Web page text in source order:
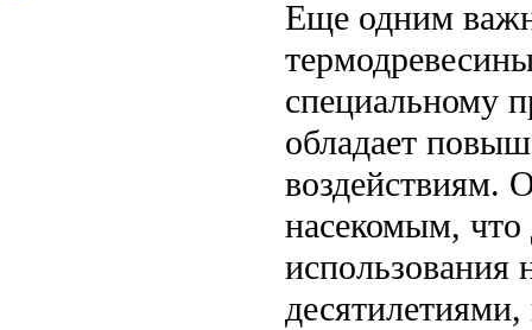
Еще одним
специальному
обладает
воздействиям.
насекомым, что
использования